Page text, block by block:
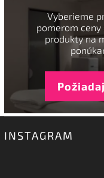
Vyberieme
pomerom ceny
produkty na
INSTAGRAM